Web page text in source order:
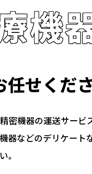
機
せくださ
密機器の運送サー
器などのデリケート
。